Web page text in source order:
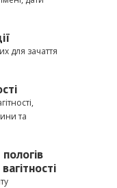
для зачаття
та